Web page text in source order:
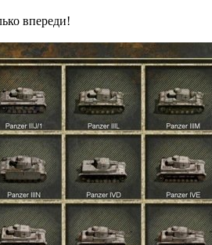
впереди!